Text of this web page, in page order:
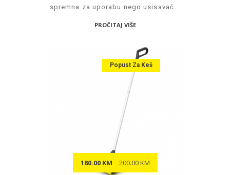
spremna za uporabu nego usisavač...
PROČITAJ VIŠE
Popust Za Keš
180.00 KM 200.00 KM